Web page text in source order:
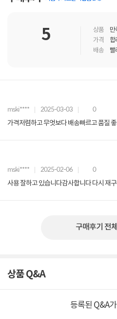
5 상품 만
가격
합
배송
빨
mski**** 2025-03-03 0
mski**** 2025-02-06 0
사용 잘하고 있습니다
구매후기 전
상품 Q&A
등록된 Q&A